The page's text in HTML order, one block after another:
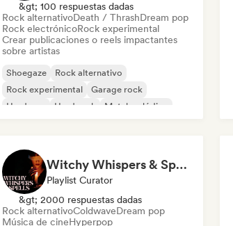
&gt; 100 respuestas dadas
Rock alternativoDeath / ThrashDream pop
Rock electrónicoRock experimental
Crear publicaciones o reels impactantes
sobre artistas
Shoegaze
Rock alternativo
Rock experimental
Garage rock
Hardcore
Hard rock
Metal melódico
Witchy Whispers & Spells 🔮 Ethereal Art Pop & Dream Pop
Playlist Curator
&gt; 2000 respuestas dadas
Rock alternativoColdwaveDream pop
Música de cineHyperpop